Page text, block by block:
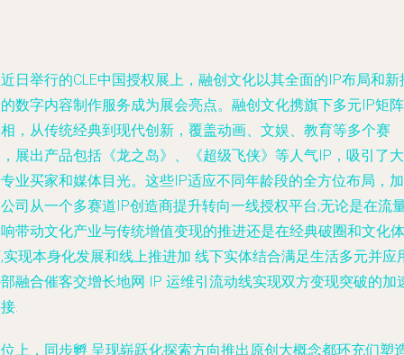
日举行的CLE中国授权展上，融创文化以其全面的IP布局和新
数字内容制作服务成为展会亮点。融创文化携旗下多元IP矩阵
，从传统经典到现代创新，覆盖动画、文娱、教育等多个赛
展出产品包括《龙之岛》、《超级飞侠》等人气IP，吸引了大
业买家和媒体目光。这些IP适应不同年龄段的全方位布局，加
司从一个多赛道IP创造商提升转向一线授权平台;无论是在流
带动文化产业与传统增值变现的推进还是在经典破圈和文化体
实现本身化发展和线上推进加 线下实体结合满足生活多元并应
融合催客交增长地网 IP 运维引流动线实现双方变现突破的加
.
上，同步孵 呈现崭跃化探索方向推出原创大概念都环充们塑